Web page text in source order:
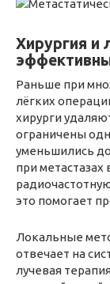
Хирургия и
Раньше при
лёгких
хирурги
ограничены
уменьшились
при
это помогает
Локальные
отвечает на
лучевая